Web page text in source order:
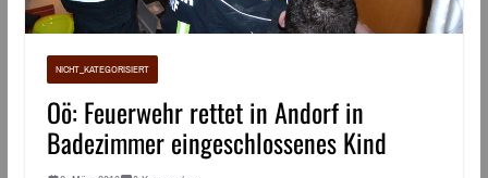
NICHT_KATEGORISIERT
Oö: Feuerwehr rettet in Andorf in
Badezimmer eingeschlossenes Kind